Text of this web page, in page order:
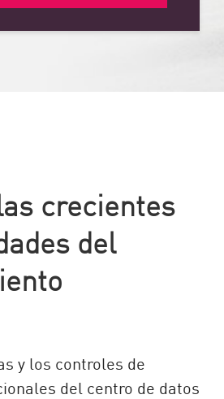
crecientes
del
y los controles de
del centro de datos